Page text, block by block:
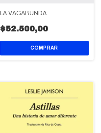
LA VAGABUNDA
$52.500,00